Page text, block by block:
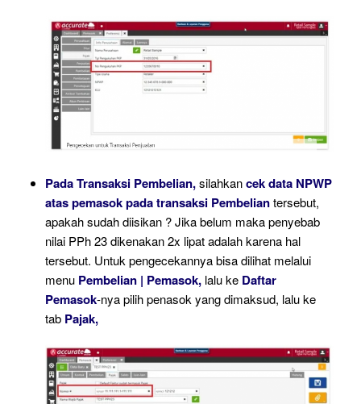
Pada Transaksi Pembelian,silahkancek data NPWP
atas pemasok pada transaksi Pembeliantersebut,
apakah sudah diisikan ? Jika belum maka penyebab
nilai PPh 23 dikenakan 2x lipat adalah karena hal
tersebut. Untuk pengecekannya bisa dilihat melalui
menu Pembelian | Pemasok, lalu ke Daftar
Pemasok-nya pilih penasok yang dimaksud, lalu ke
tab Pajak,